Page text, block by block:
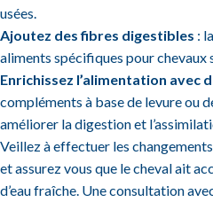
usées.
Ajoutez des fibres digestibles :
aliments spécifiques pour chevaux
Enrichissez l’alimentation avec
compléments à base de levure ou
améliorer la digestion et
Veillez à effectuer les
et assurez vous que le cheval ait
d’eau fraîche. Une consultation